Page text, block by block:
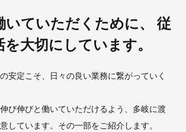
ていただくために、
従
大切にしています。
安定こそ、日々の良い業務に繋がっていく
び伸びと働いていただけるよう、多岐に渡
しています。その一部をご紹介します。